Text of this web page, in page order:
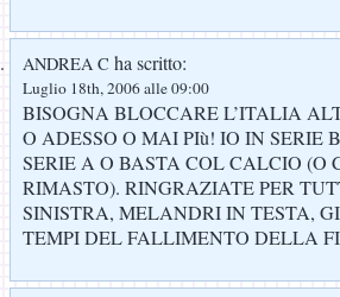
ANDREA C ha scritto:
Luglio 18th, 2006 alle 09:00
BISOGNA BLOCCARE L’ITALIA
O ADESSO O MAI PIù! IO IN SERIE
SERIE A O BASTA COL CALCIO (O
RIMASTO). RINGRAZIATE PER
SINISTRA, MELANDRI IN TESTA,
TEMPI DEL FALLIMENTO DELLA